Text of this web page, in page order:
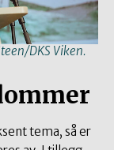
DKS Viken.
tema, så er